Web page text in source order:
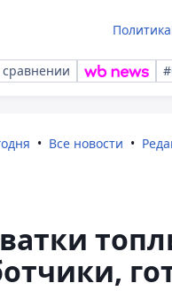
Политика
сравнении
Все новости